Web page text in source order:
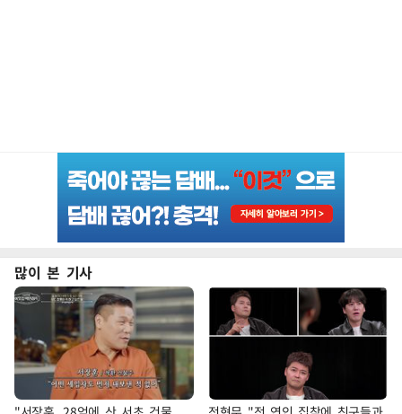
많이 본 기사